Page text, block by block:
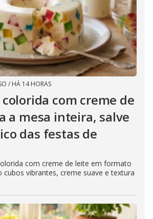
/ HÁ 14 HORAS
com creme de
a mesa inteira, salve
das festas de
com creme de leite em formato
cubos vibrantes, creme suave e textura